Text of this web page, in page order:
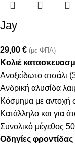
Jay
29,00 € (με ΦΠΑ)
Κολιέ
Ανοξείδωτο ατσάλι
Ανδρική αλυσίδα
Κόσμημα με αντοχή
Κατάλληλο και για
Συνολικό μέγεθος
Οδηγίες φροντίδας